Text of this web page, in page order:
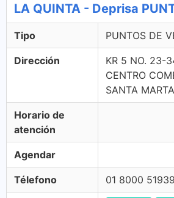
LA QUINTA - Deprisa
Tipo PUNTOS DE
Dirección
KR 5 NO. 23-
CENTRO
SANTA
Horario de
atención
Agendar
Télefono 01 8000